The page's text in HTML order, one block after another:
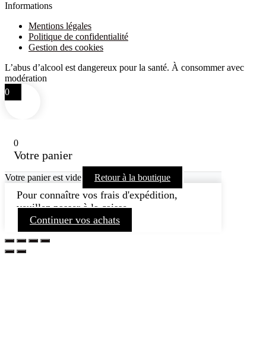
Informations
Mentions légales
Politique de confidentialité
Gestion des cookies
L’abus d’alcool est dangereux pour la santé. À consommer avec
modération
0
0
Votre panier
Votre panier est vide Retour à la boutique
Pour connaître vos frais d'expédition,
veuillez passer à la caisse.
Continuer vos achats